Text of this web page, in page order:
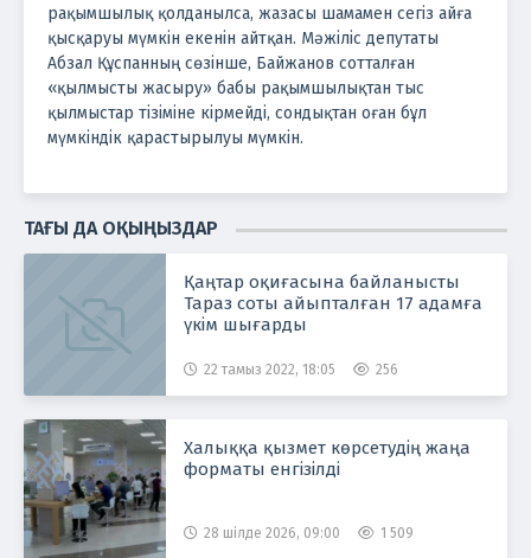
рақымшылық қолданылса, жазасы шамамен сегіз айға
қысқаруы мүмкін екенін айтқан. Мәжіліс депутаты
Абзал Құспанның сөзінше, Байжанов сотталған
«қылмысты жасыру» бабы рақымшылықтан тыс
қылмыстар тізіміне кірмейді, сондықтан оған бұл
мүмкіндік қарастырылуы мүмкін.
ТАҒЫ ДА ОҚЫҢЫЗДАР
Қаңтар оқиғасына байланысты
Тараз соты айыпталған 17 адамға
үкім шығарды
22 тамыз 2022, 18:05 256
Халыққа қызмет көрсетудің жаңа
форматы енгізілді
28 шілде 2026, 09:00 1 509